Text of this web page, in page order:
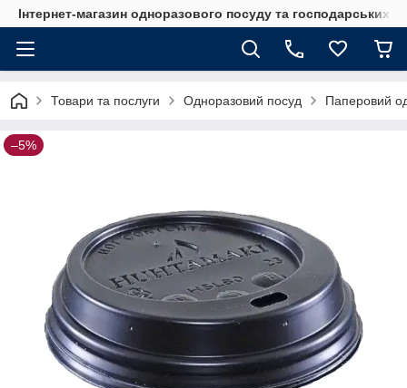
Інтернет-магазин одноразового посуду та господарських
Товари та послуги Одноразовий посуд Паперовий
–5%